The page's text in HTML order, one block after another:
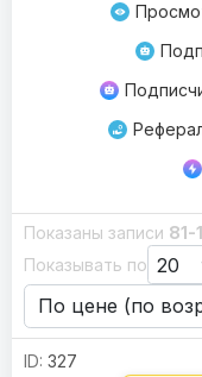
Показаны записи 81-
Показывать по
327